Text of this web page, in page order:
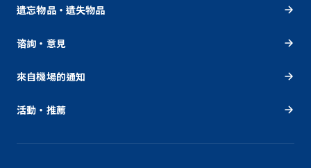
遺忘物品・遺失物品
谘詢・意見
來自機場的通知
活動・推薦